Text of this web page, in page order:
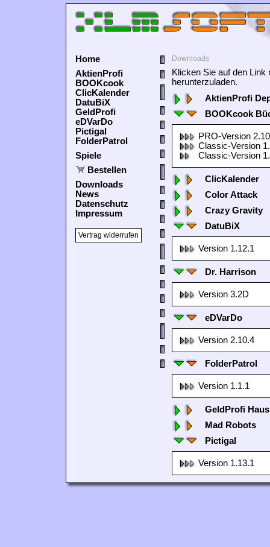
Home
AktienProfi
BOOKcook
ClicKalender
DatuBiX
GeldProfi
eDVarDo
Pictigal
FolderPatrol
Spiele
Bestellen
Downloads
News
Datenschutz
Impressum
Vertrag widerrufen
Downloads
Klicken Sie auf den
herunterzuladen.
AktienProfi
BOOKcook
PRO-Version
Classic-Version
Classic-Version
ClicKalender
Color Attack
Crazy Gravity
DatuBiX
Version 1.12.1
Dr. Harrison
Version 3.2D
eDVarDo
Version 2.10.4
FolderPatrol
Version 1.1.1
GeldProfi
Mad Robots
Pictigal
Version 1.13.1